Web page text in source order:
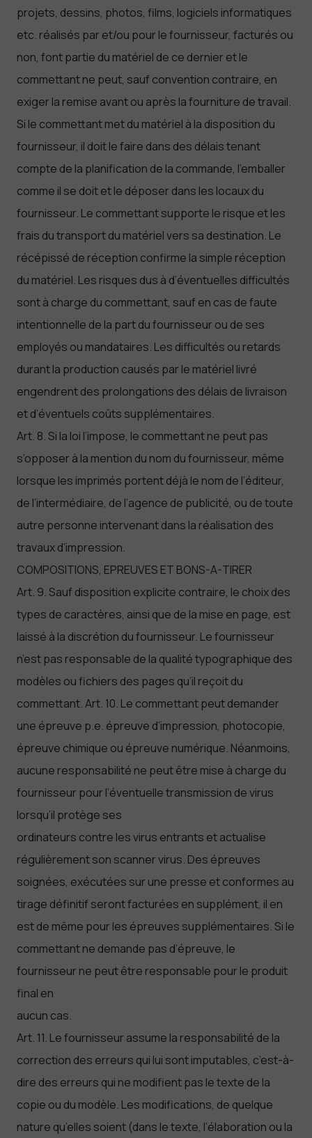
projets, dessins, photos, films, logiciels informatiques
etc. réalisés par et/ou pour le fournisseur, facturés ou
non, font partie du matériel de ce dernier et le
commettant ne peut, sauf convention contraire, en
exiger la remise avant ou après la fourniture de travail.
Si le commettant met du matériel à la disposition du
fournisseur, il doit le faire dans des délais tenant
compte de la planification de la commande, l’emballer
comme il se doit et le déposer dans les locaux du
fournisseur. Le commettant supporte le risque et les
frais du transport du matériel vers sa destination. Le
récépissé de réception confirme la simple réception
du matériel. Les risques dus à d’éventuelles difficultés
sont à charge du commettant, sauf en cas de faute
intentionnelle de la part du fournisseur ou de ses
employés ou mandataires. Les difficultés ou retards
durant la production causés par le matériel livré
engendrent des prolongations des délais de livraison
et d’éventuels coûts supplémentaires.
Art. 8. Si la loi l’impose, le commettant ne peut pas
s’opposer à la mention du nom du fournisseur, même
lorsque les imprimés portent déjà le nom de l’éditeur,
de l’intermédiaire, de l’agence de publicité, ou de toute
autre personne intervenant dans la réalisation des
travaux d’impression.
COMPOSITIONS, EPREUVES ET BONS-A-TIRER
Art. 9. Sauf disposition explicite contraire, le choix des
types de caractères, ainsi que de la mise en page, est
laissé à la discrétion du fournisseur. Le fournisseur
n’est pas responsable de la qualité typographique des
modèles ou fichiers des pages qu’il reçoit du
commettant. Art. 10. Le commettant peut demander
une épreuve p.e. épreuve d’impression, photocopie,
épreuve chimique ou épreuve numérique. Néanmoins,
aucune responsabilité ne peut être mise à charge du
fournisseur pour l’éventuelle transmission de virus
lorsqu’il protège ses
ordinateurs contre les virus entrants et actualise
régulièrement son scanner virus. Des épreuves
soignées, exécutées sur une presse et conformes au
tirage définitif seront facturées en supplément, il en
est de même pour les épreuves supplémentaires. Si le
commettant ne demande pas d’épreuve, le
fournisseur ne peut être responsable pour le produit
final en
aucun cas.
Art. 11. Le fournisseur assume la responsabilité de la
correction des erreurs qui lui sont imputables, c’est-à-
dire des erreurs qui ne modifient pas le texte de la
copie ou du modèle. Les modifications, de quelque
nature qu’elles soient (dans le texte, l’élaboration ou la